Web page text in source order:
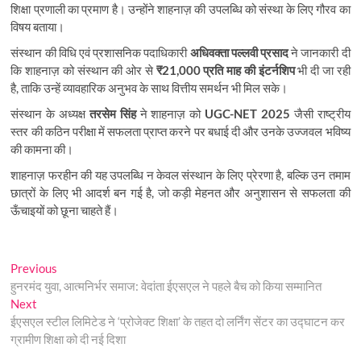
शिक्षा प्रणाली का प्रमाण है। उन्होंने शाहनाज़ की उपलब्धि को संस्था के लिए गौरव का
विषय बताया।
संस्थान की विधि एवं प्रशासनिक पदाधिकारीअधिवक्ता पल्लवी प्रसादने जानकारी दी
कि शाहनाज़ को संस्थान की ओर से₹21,000 प्रति माह की इंटर्नशिपभी दी जा रही
है, ताकि उन्हें व्यावहारिक अनुभव के साथ वित्तीय समर्थन भी मिल सके।
संस्थान के अध्यक्षतरसेम सिंहने शाहनाज़ को UGC-NET 2025 जैसी राष्ट्रीय
स्तर की कठिन परीक्षा में सफलता प्राप्त करने पर बधाई दी और उनके उज्जवल भविष्य
की कामना की।
शाहनाज़ फरहीन की यह उपलब्धि न केवल संस्थान के लिए प्रेरणा है, बल्कि उन तमाम
छात्रों के लिए भी आदर्श बन गई है, जो कड़ी मेहनत और अनुशासन से सफलता की
ऊँचाइयों को छूना चाहते हैं।
Post
navigation
Previous
post:
हुनरमंद युवा, आत्मनिर्भर समाज: वेदांता ईएसएल ने पहले बैच को किया सम्मानित
Next
post:
ईएसएल स्टील लिमिटेड ने ‘प्रोजेक्ट शिक्षा’ के तहत दो लर्निंग सेंटर का उद्घाटन कर
ग्रामीण शिक्षा को दी नई दिशा